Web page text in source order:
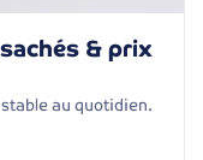
& prix
au quotidien.